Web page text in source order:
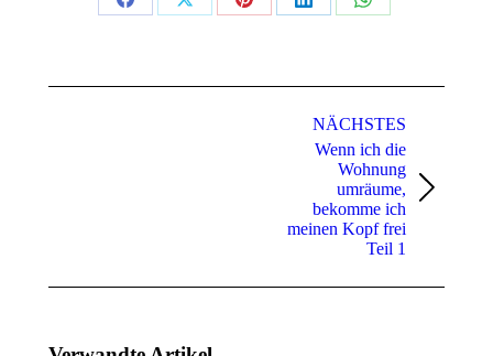
NÄCHSTES
Wenn ich die
Wohnung
umräume,
bekomme ich
meinen Kopf frei
Teil 1